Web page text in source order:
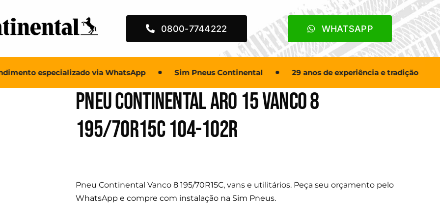
0800-7744222 WHATSAPP
especializado via WhatsApp Sim Pneus Continental 29 anos de experiência e tradição
Pneu Continental Aro 15 Vanco 8
195/70R15C 104-102R
Pneu Continental Vanco 8 195/70R15C, vans e utilitários. Peça seu orçamento pelo
WhatsApp e compre com instalação na Sim Pneus.